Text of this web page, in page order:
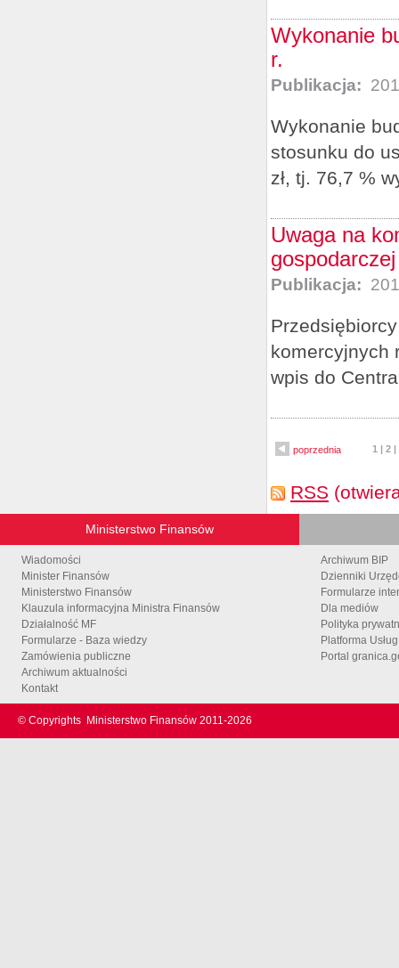
Wykonanie
r.
Publikacja:
Wykonanie
stosunku do
zł, tj. 76,7 %
Uwaga na
gospodarczej
Publikacja:
komercyjnych
wpis do
poprzednia 1 | 2|
RSS
Ministerstwo Finansów
Wiadomości
Minister Finansów
Ministerstwo Finansów
Klauzula informacyjna Ministra Finansów
Działalność MF
Formularze - Baza wiedzy
Zamówienia publiczne
Archiwum aktualności
Kontakt
Archiwum BIP
Dzienniki
Formularze
Dla mediów
Polityka
Platforma
Portal
© Copyrights Ministerstwo Finansów 2011-2026